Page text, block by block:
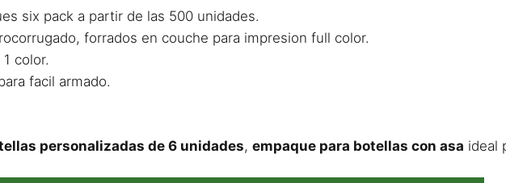
six pack a partir de las 500 unidades.
forrados en couche para impresion full color.
color.
facil armado.
personalizadas de 6 unidades, empaque para botellas con asa ideal